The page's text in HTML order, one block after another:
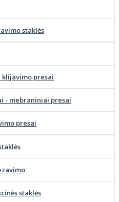
staklės
klijavimo presai
- mebraniniai presai
presai
staklės